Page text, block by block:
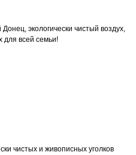
экологически чистый воздух,
для всей семьи!
чистых и живописных уголков